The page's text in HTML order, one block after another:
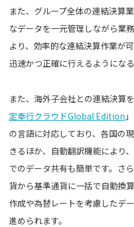
また、グループ全体の連結決算
なデータを一元管理しながら業
より、効率的な連結決算作業が
迅速かつ正確に行えるようになる
また、海外子会社との連結決算
定奉行クラウドGlobal Edition
の言語に対応しており、各国の
きるほか、自動翻訳機能により
でのデータ共有も簡単です。さ
貨から基準通貨に一括で自動換
作成や為替レートを考慮したデ
進められます。